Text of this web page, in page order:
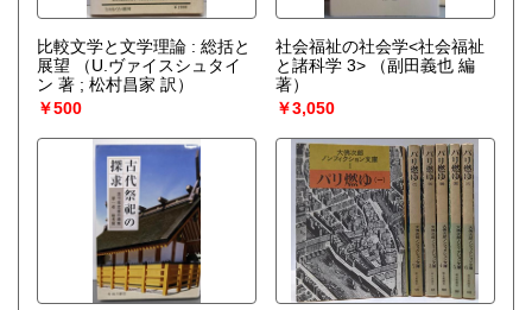
比較文学と文学理論 : 総括と
展望
（U.ヴァイスシュタイ
ン 著 ; 松村昌家 訳）
￥500
社会福祉の社会学<社会福祉
と諸科学 3>
（副田義也 編
著）
￥3,050